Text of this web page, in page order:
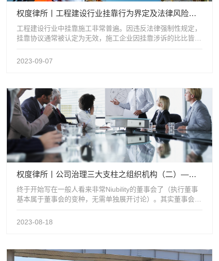
权度律所丨工程建设行业挂靠行为界定及法律风险防范探究
工程建设行业中挂靠施工非常普遍。因违反法律强制性规定，
挂靠协议通常被认定为无效，施工企业因挂靠涉诉的比比皆
是。笔者拟通过对挂靠行为的界定、构...
2023-09-07
权度律所丨公司治理三大支柱之组织机构（二）——董事会
终于开始写在一般人看来非常Niubility的董事会了（执行董事
基本属于董事会的变种，无需单独展开讨论）。其实董事会的
地位和作用，不可一概而...
2023-08-18